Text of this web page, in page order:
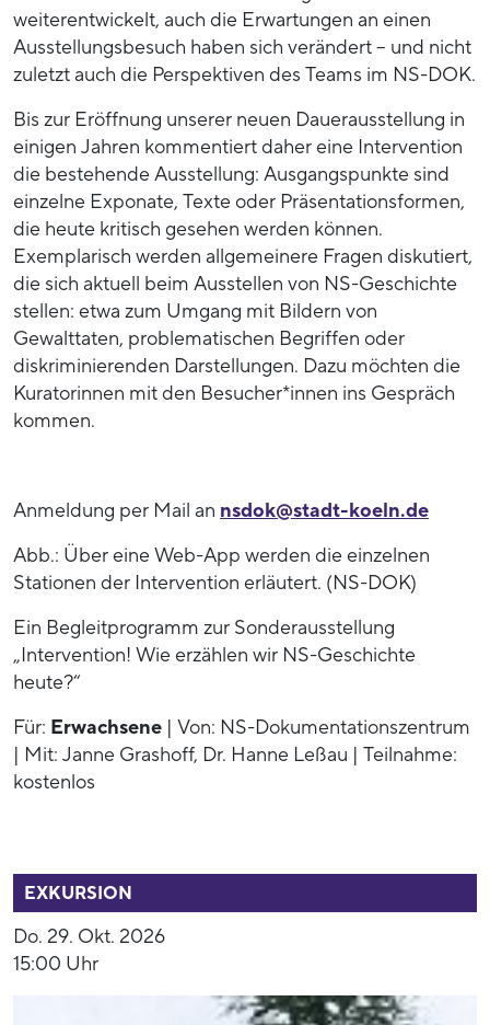
weiterentwickelt, auch die Erwartungen an einen
Ausstellungsbesuch haben sich verändert – und nicht
zuletzt auch die Perspektiven des Teams im NS-DOK.
Bis zur Eröffnung unserer neuen Dauerausstellung in
einigen Jahren kommentiert daher eine Intervention
die bestehende Ausstellung: Ausgangspunkte sind
einzelne Exponate, Texte oder Präsentationsformen,
die heute kritisch gesehen werden können.
Exemplarisch werden allgemeinere Fragen diskutiert,
die sich aktuell beim Ausstellen von NS-Geschichte
stellen: etwa zum Umgang mit Bildern von
Gewalttaten, problematischen Begriffen oder
diskriminierenden Darstellungen. Dazu möchten die
Kuratorinnen mit den Besucher*innen ins Gespräch
kommen.
Anmeldung per Mail an nsdok@stadt-koeln.de
Abb.: Über eine Web-App werden die einzelnen
Stationen der Intervention erläutert. (NS-DOK)
Ein Begleitprogramm zur Sonderausstellung
„Intervention! Wie erzählen wir NS-Geschichte
heute?“
Für: Erwachsene | Von: NS-Dokumentationszentrum
| Mit: Janne Grashoff, Dr. Hanne Leßau | Teilnahme:
kostenlos
EXKURSION
Do. 29. Okt. 2026
15:00 Uhr